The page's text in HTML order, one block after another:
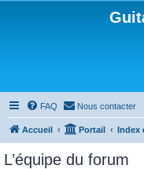
FAQ Nous contacter
Accueil Portail Index
L’équipe du forum